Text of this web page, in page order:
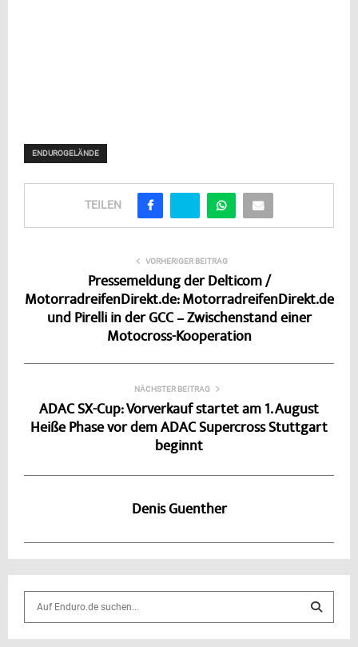
ENDUROGELÄNDE
TEILEN
VORHERIGER BEITRAG
Pressemeldung der Delticom /
MotorradreifenDirekt.de: MotorradreifenDirekt.de
und Pirelli in der GCC – Zwischenstand einer
Motocross-Kooperation
NÄCHSTER BEITRAG
ADAC SX-Cup: Vorverkauf startet am 1. August
Heiße Phase vor dem ADAC Supercross Stuttgart
beginnt
Denis Guenther
S